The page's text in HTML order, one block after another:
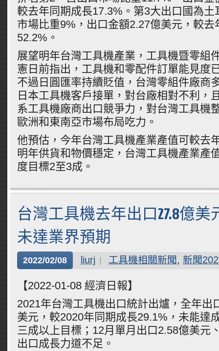
較去年同期成長17.3%。第3大出口國為土
市場比重9%，出口金額2.27億美元，較去
52.2%。
展望明年台灣工具機產業，工具機暨零組
憲日前指出，工具機和零配件訂單能見度
不過日圓匯率持續貶值，台灣零組件廠商
日本工具機客戶接單，對台廠相對不利，
系工具機廠商出口競爭力，對台灣工具機
歐洲和東南亞市場布局吃力。
他預估，今年台灣工具機產業產值可較去
明年供貨和物價穩定，台灣工具機產業產
度目標2至3成。
台灣工具機去年出口27.8億美
未達業界預期
2022/02/08 liurj 工具機相關新聞, 新聞
【2022-01-08 經濟日報】
2021年台灣工具機出口統計出爐，全年出
美元，較2020年同期成長29.1%，未能達
三成以上目標；12月單月出口2.58億美元
出口成長力道不足。